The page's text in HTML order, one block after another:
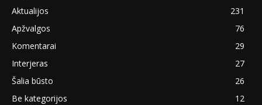
Aktualijos
231
Apžvalgos
76
Komentarai
29
Interjeras
27
Šalia būsto
26
Be kategorijos
12